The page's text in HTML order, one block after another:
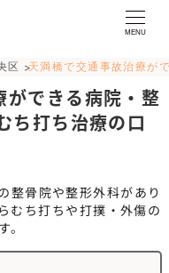
MENU
区 >天満橋で交通事故治療が
できる病院・整
ち打ち治療の口
整骨院や整形外科があり
むち打ちや打撲・外傷の